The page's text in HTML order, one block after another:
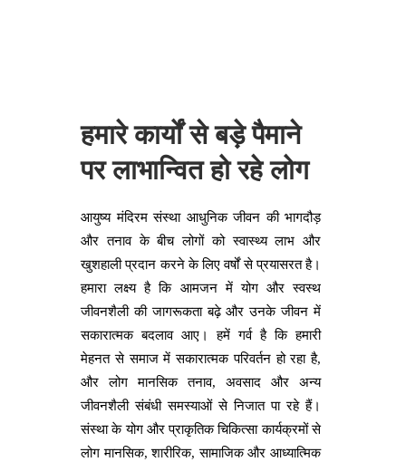
हमारे कार्यों से बड़े पैमाने
पर लाभान्वित हो रहे लोग
आयुष्य मंदिरम संस्था आधुनिक जीवन की भागदौड़
और तनाव के बीच लोगों को स्वास्थ्य लाभ और
खुशहाली प्रदान करने के लिए वर्षों से प्रयासरत है।
हमारा लक्ष्य है कि आमजन में योग और स्वस्थ
जीवनशैली की जागरूकता बढ़े और उनके जीवन में
सकारात्मक बदलाव आए। हमें गर्व है कि हमारी
मेहनत से समाज में सकारात्मक परिवर्तन हो रहा है,
और लोग मानसिक तनाव, अवसाद और अन्य
जीवनशैली संबंधी समस्याओं से निजात पा रहे हैं।
संस्था के योग और प्राकृतिक चिकित्सा कार्यक्रमों से
लोग मानसिक, शारीरिक, सामाजिक और आध्यात्मिक